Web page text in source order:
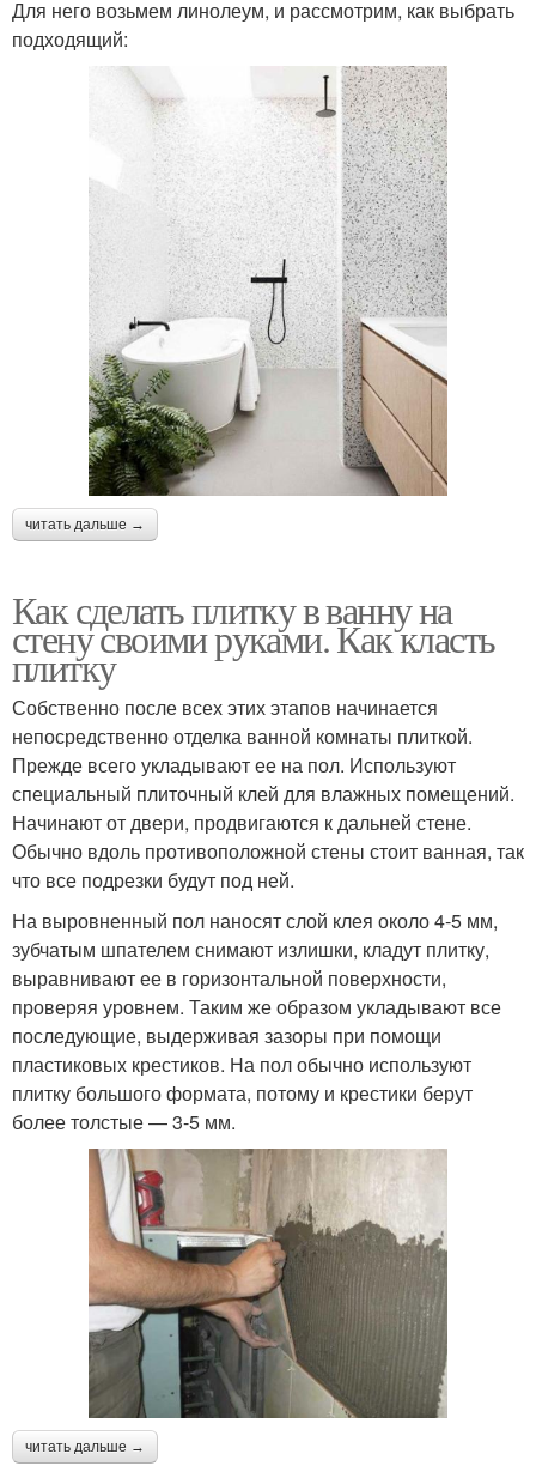
Для него возьмем линолеум, и рассмотрим, как выбрать
подходящий:
читать дальше →
Как сделать плитку в ванну на
стену своими руками. Как класть
плитку
Собственно после всех этих этапов начинается
непосредственно отделка ванной комнаты плиткой.
Прежде всего укладывают ее на пол. Используют
специальный плиточный клей для влажных помещений.
Начинают от двери, продвигаются к дальней стене.
Обычно вдоль противоположной стены стоит ванная, так
что все подрезки будут под ней.
На выровненный пол наносят слой клея около 4-5 мм,
зубчатым шпателем снимают излишки, кладут плитку,
выравнивают ее в горизонтальной поверхности,
проверяя уровнем. Таким же образом укладывают все
последующие, выдерживая зазоры при помощи
пластиковых крестиков. На пол обычно используют
плитку большого формата, потому и крестики берут
более толстые — 3-5 мм.
читать дальше →